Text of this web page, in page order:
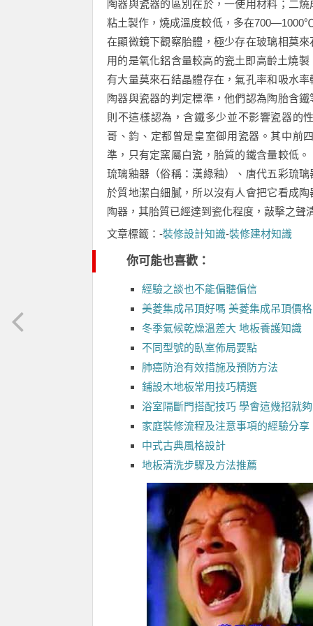
陶器與瓷器的區別在於，一使用材料；二
粘土製作，燒成溫度較低，多在
在顯微鏡下觀察胎體，極少存在玻璃相莫
用的是氧化鋁含量較高的瓷土即高齡土燒
有大量莫來石結晶體存在，氣孔率和吸水
陶器與瓷器的判定標準，他們認為陶胎含
則不這樣認為，含鐵多少並不影響瓷器的
哥、鈞、定都曾是皇室御用瓷器。其中前
準，只有定窯屬白瓷，胎質的鐵含量較
琉璃釉器（俗稱：漢綠釉）、唐代五彩琉
於質地潔白細膩，所以沒有人會把它看成
陶器，其胎質已經達到瓷化程度，敲擊之聲
文章標籤：-裝修設計知識-裝修建材知識
你可能也喜歡：
經驗之談也不能偏聽偏信
美菱集成吊頂好嗎 美菱集成吊頂價格
冬季氣候乾燥溫差大 地板養護知識
不同型號的臥室佈局要點
肺癌防治有效措施及預防方法
鋪設木地板常用技巧精選
浴室隔斷門搭配技巧 學會這幾招就
家庭裝修流程及注意事項的經驗分享
中式古典風格設計
地板清洗步驟及方法推薦